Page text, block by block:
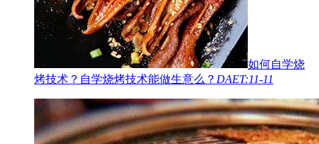
如何自学烧
烤技术？自学烧烤技术能做生意么？ DAET:11-11